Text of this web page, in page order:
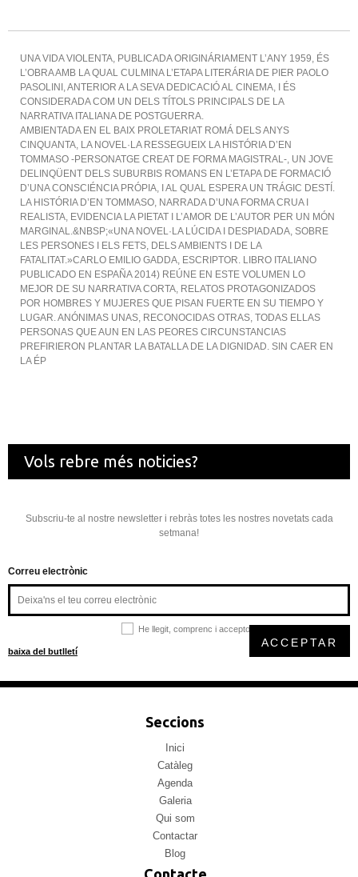
UNA VIDA VIOLENTA, PUBLICADA ORIGINÁRIAMENT L’ANY 1959, ÉS
L’OBRA AMB LA QUAL CULMINA L’ETAPA LITERÁRIA DE PIER PAOLO
PASOLINI, ANTERIOR A LA SEVA DEDICACIÓ AL CINEMA, I ÉS
CONSIDERADA COM UN DELS TÍTOLS PRINCIPALS DE LA
NARRATIVA ITALIANA DE POSTGUERRA.
AMBIENTADA EN EL BAIX PROLETARIAT ROMÁ DELS ANYS
CINQUANTA, LA NOVEL·LA RESSEGUEIX LA HISTÓRIA D’EN
TOMMASO -PERSONATGE CREAT DE FORMA MAGISTRAL-, UN JOVE
DELINQÜENT DELS SUBURBIS ROMANS EN L’ETAPA DE FORMACIÓ
D’UNA CONSCIÉNCIA PRÓPIA, I AL QUAL ESPERA UN TRÁGIC DESTÍ.
LA HISTÓRIA D’EN TOMMASO, NARRADA D’UNA FORMA CRUA I
REALISTA, EVIDENCIA LA PIETAT I L’AMOR DE L’AUTOR PER UN MÓN
MARGINAL.&NBSP;«UNA NOVEL·LA LÚCIDA I DESPIADADA, SOBRE
LES PERSONES I ELS FETS, DELS AMBIENTS I DE LA
FATALITAT.»CARLO EMILIO GADDA, ESCRIPTOR. LIBRO ITALIANO
PUBLICADO EN ESPAÑA 2014) REÚNE EN ESTE VOLUMEN LO
MEJOR DE SU NARRATIVA CORTA, RELATOS PROTAGONIZADOS
POR HOMBRES Y MUJERES QUE PISAN FUERTE EN SU TIEMPO Y
LUGAR. ANÓNIMAS UNAS, RECONOCIDAS OTRAS, TODAS ELLAS
PERSONAS QUE AUN EN LAS PEORES CIRCUNSTANCIAS
PREFIRIERON PLANTAR LA BATALLA DE LA DIGNIDAD. SIN CAER EN
LA ÉP
Vols rebre més noticies?
Subscriu-te al nostre newsletter i rebràs totes les nostres novetats cada
setmana!
Correu electrònic
He llegit, comprenc i accepto la
baixa del butlletí
ACCEPTAR
Seccions
Inici
Catàleg
Agenda
Galeria
Qui som
Contactar
Blog
Contacte